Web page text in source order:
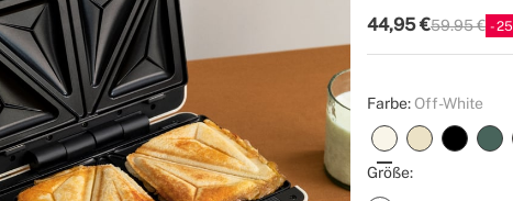
44,95 €P.V.P
59.95 € 25
Farbe: Off-White
Größe: